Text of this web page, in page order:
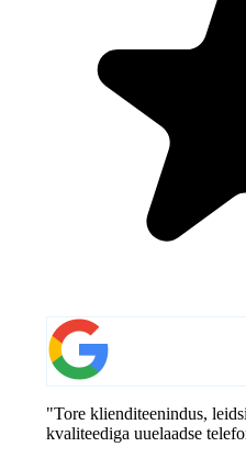
"Tore klienditeenindus,
kvaliteediga uuelaadse